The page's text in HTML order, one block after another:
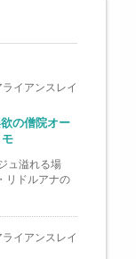
ライアンスレイ
の僧院オー
ュ溢れる場
リドルアナの
ライアンスレイ